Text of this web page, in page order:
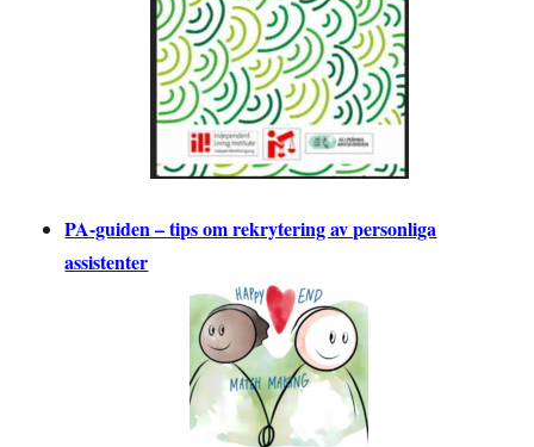
PA-guiden – tips om rekrytering av personliga
assistenter